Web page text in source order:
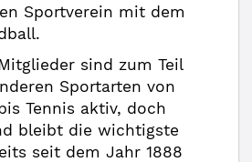
Sportverein mit dem
sind zum Teil
Sportarten von
Tennis aktiv, doch
bleibt die wichtigste
seit dem Jahr 1888